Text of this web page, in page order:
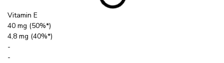
Vitamin E
40 mg (50%*)
4,8 mg (40%*)
-
-